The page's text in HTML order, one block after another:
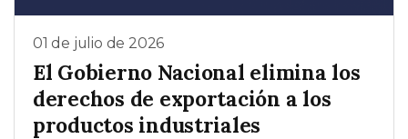
01 de julio de 2026
El Gobierno Nacional elimina los
derechos de exportación a los
productos industriales